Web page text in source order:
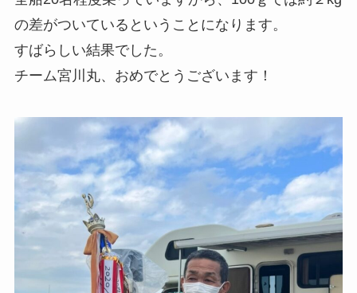
の差がついているということになります。
すばらしい結果でした。
チーム宮川丸、おめでとうございます！